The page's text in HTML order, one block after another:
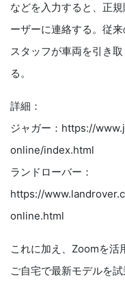
などを入力すると、正
ーザーに連絡する。従
スタッフが車両を引き
る。
詳細：
ジャガー：https://
online/index.html
ランドローバー：
https://
online.html
これに加え、Zoomを活
ご自宅で最新モデルを